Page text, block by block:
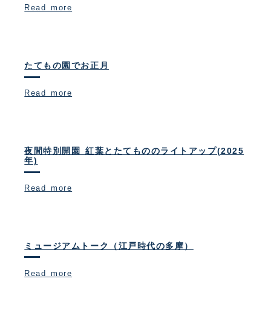
Read more
たてもの園でお正月
Read more
夜間特別開園 紅葉とたてもののライトアップ(2025
年)
Read more
ミュージアムトーク（江戸時代の多摩）
Read more